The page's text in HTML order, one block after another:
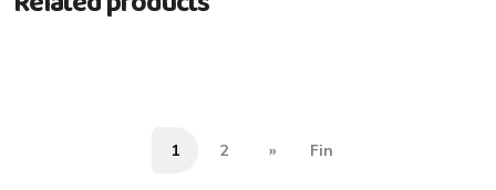
1 2 » Fin